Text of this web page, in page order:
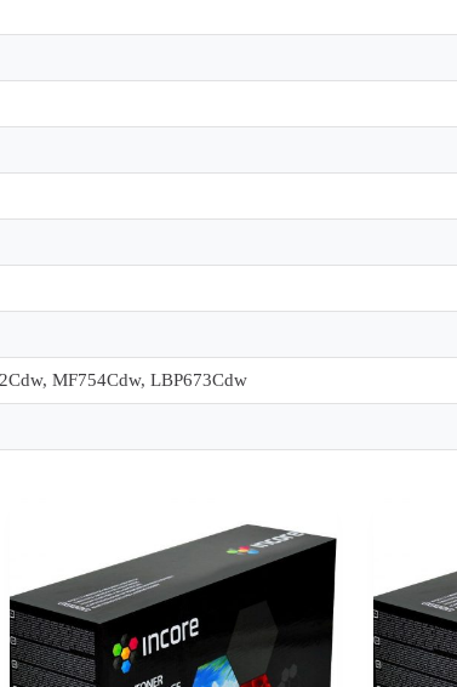
MF754Cdw, LBP673Cdw